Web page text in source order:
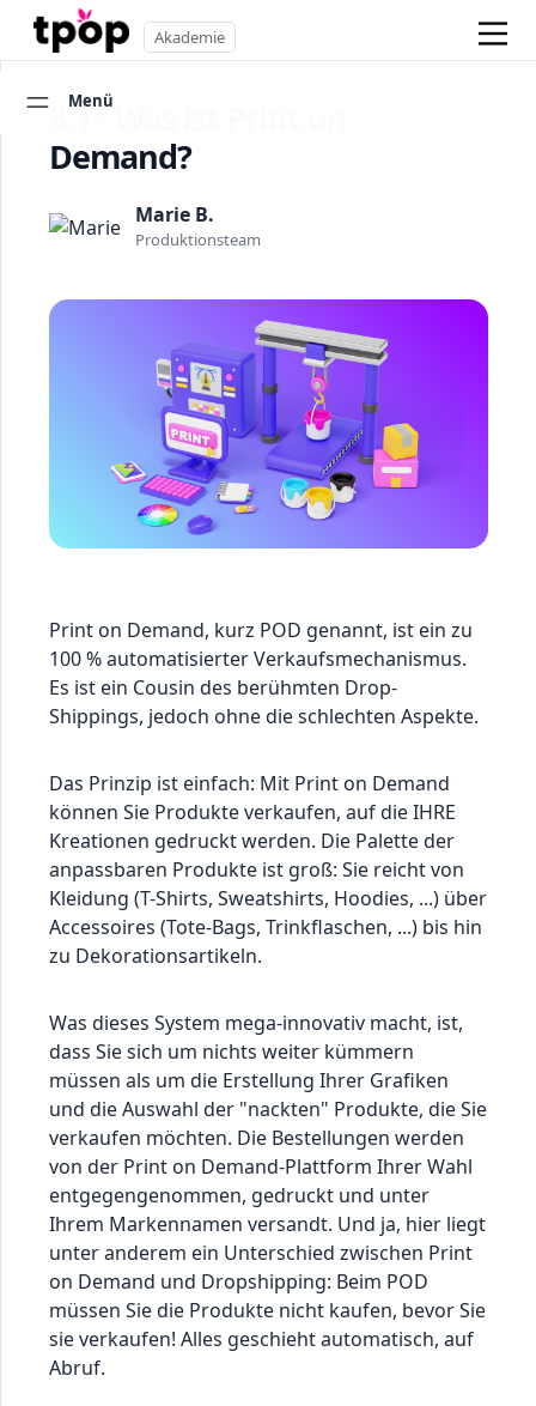
Akademie
Menü
3.1 - Was ist Print on
Demand?
Marie B.
Produktionsteam
Print on Demand, kurz POD genannt, ist ein zu
100 % automatisierter Verkaufsmechanismus.
Es ist ein Cousin des berühmten Drop-
Shippings, jedoch ohne die schlechten Aspekte.
Das Prinzip ist einfach: Mit Print on Demand
können Sie Produkte verkaufen, auf die IHRE
Kreationen gedruckt werden. Die Palette der
anpassbaren Produkte ist groß: Sie reicht von
Kleidung (T-Shirts, Sweatshirts, Hoodies, ...) über
Accessoires (Tote-Bags, Trinkflaschen, ...) bis hin
zu Dekorationsartikeln.
Was dieses System mega-innovativ macht, ist,
dass Sie sich um nichts weiter kümmern
müssen als um die Erstellung Ihrer Grafiken
und die Auswahl der "nackten" Produkte, die Sie
verkaufen möchten. Die Bestellungen werden
von der Print on Demand-Plattform Ihrer Wahl
entgegengenommen, gedruckt und unter
Ihrem Markennamen versandt. Und ja, hier liegt
unter anderem ein Unterschied zwischen Print
on Demand und Dropshipping: Beim POD
müssen Sie die Produkte nicht kaufen, bevor Sie
sie verkaufen! Alles geschieht automatisch, auf
Abruf.